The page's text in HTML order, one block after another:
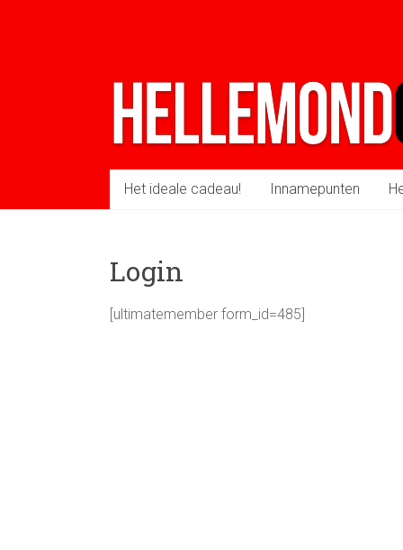
Het ideale cadeau! Innamepunten
Login
[ultimatemember form_id=485]